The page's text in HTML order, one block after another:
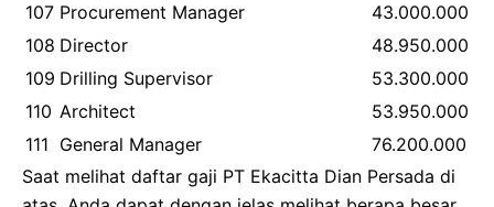
107 Procurement Manager
43.000.000
108 Director
48.950.000
109 Drilling Supervisor
53.300.000
110 Architect
53.950.000
111 General Manager
76.200.000
Saat melihat daftar gaji PT Ekacitta Dian Persada di